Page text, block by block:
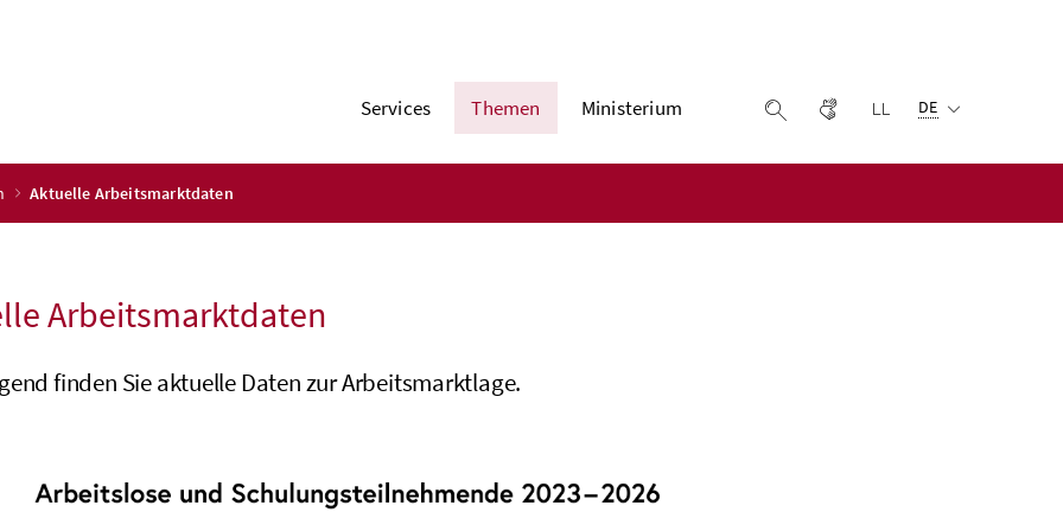
Services Themen Ministerium Suche einblenden
Gebärdensprache
Leichter lesen
DE
Aktuelle Arbeitsmarktdaten
Arbeitsmarktdaten
finden Sie aktuelle Daten zur Arbeitsmarktlage.